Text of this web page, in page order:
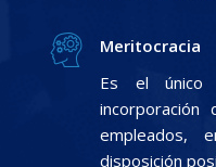
Meritocracia
Es el único
empleados,
disposición